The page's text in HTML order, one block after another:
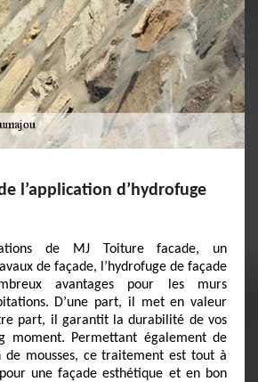
l’application d’hydrofuge
de MJ Toiture facade, un
de façade, l’hydrofuge de façade
avantages pour les murs
D’une part, il met en valeur
part, il garantit la durabilité de vos
moment. Permettant également de
de mousses, ce traitement est tout à
une façade esthétique et en bon